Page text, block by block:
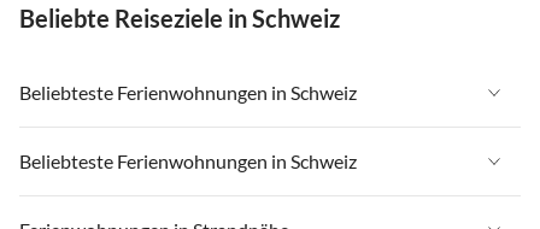
Beliebte Reiseziele in Schweiz
Beliebteste Ferienwohnungen in Schweiz
Ferienwohnungen in Schweiz
Ferienwohnungen in Wallis
Beliebteste Ferienwohnungen in Schweiz